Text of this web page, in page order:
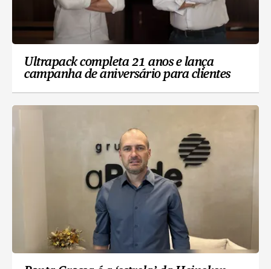
Ultrapack completa 21 anos e lança
campanha de aniversário para clientes